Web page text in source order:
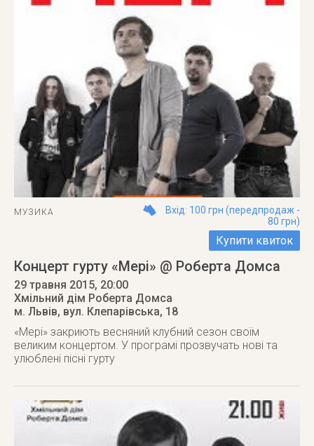
МУЗИКА
Вхід: 100 грн (передпродаж -
80 грн)
Купити квиток
Концерт гурту «Мері» @ Роберта Домса
29 травня 2015, 20:00
Хмільний дім Роберта Домса
м. Львів, вул. Клепарівська, 18
«Мері» закриють весняний клубний сезон своїм
великим концертом. У програмі прозвучать нові та
улюблені пісні гурту